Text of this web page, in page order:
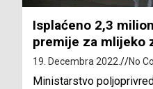
Isplaćeno 2,3
premije za mlijeko
19. Decembra 2022. No
Ministarstvo